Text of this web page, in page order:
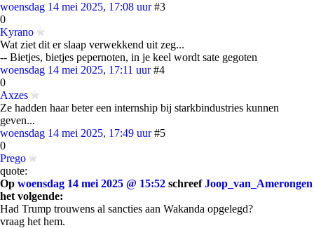
woensdag 14 mei 2025, 17:08 uur #3
0
Kyrano
Wat ziet dit er slaap verwekkend uit zeg...
-- Bietjes, bietjes pepernoten, in je keel wordt sate gegoten
woensdag 14 mei 2025, 17:11 uur #4
0
Axzes
Ze hadden haar beter een internship bij starkbindustries kunnen
geven...
woensdag 14 mei 2025, 17:49 uur #5
0
Prego
quote:
Op woensdag 14 mei 2025 @ 15:52 schreefJoop_van_Amerongen
het volgende:
Had Trump trouwens al sancties aan Wakanda opgelegd?
vraag het hem.